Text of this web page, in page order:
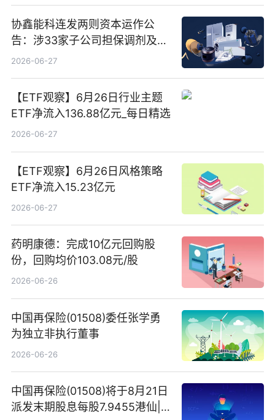
协鑫能科连发两则资本运作公
告：涉33家子公司担保调剂及10
亿元产业基金设立
2026-06-27
【ETF观察】6月26日行业主题
ETF净流入136.88亿元_每日精选
2026-06-27
【ETF观察】6月26日风格策略
ETF净流入15.23亿元
2026-06-27
药明康德：完成10亿元回购股
份，回购均价103.08元/股
2026-06-26
中国再保险(01508)委任张学勇
为独立非执行董事
2026-06-26
中国再保险(01508)将于8月21日
派发末期股息每股7.9455港仙|